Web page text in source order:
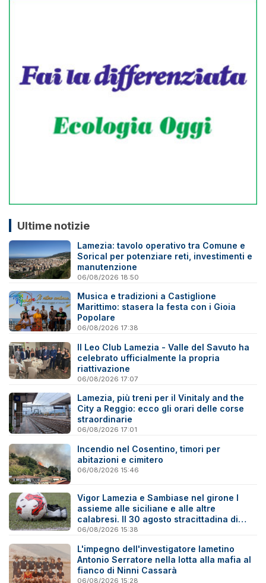
Ultime notizie
Lamezia: tavolo operativo tra Comune e
Sorical per potenziare reti, investimenti e
manutenzione
06/08/2026 18:50
Musica e tradizioni a Castiglione
Marittimo: stasera la festa con i Gioia
Popolare
06/08/2026 17:38
Il Leo Club Lamezia - Valle del Savuto ha
celebrato ufficialmente la propria
riattivazione
06/08/2026 17:07
Lamezia, più treni per il Vinitaly and the
City a Reggio: ecco gli orari delle corse
straordinarie
06/08/2026 17:01
Incendio nel Cosentino, timori per
abitazioni e cimitero
06/08/2026 15:46
Vigor Lamezia e Sambiase nel girone I
assieme alle siciliane e alle altre
calabresi. Il 30 agosto stracittadina di
Coppa Italia
06/08/2026 15:38
L'impegno dell'investigatore lametino
Antonio Serratore nella lotta alla mafia al
fianco di Ninni Cassarà
06/08/2026 15:28